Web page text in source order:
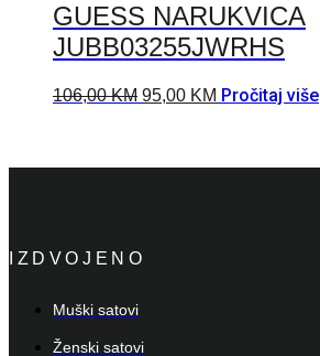
GUESS NARUKVICA
JUBB03255JWRHS
106,00KM 95,00 KM Pročitaj više
IZDVOJENO
Muški satovi
Ženski satovi